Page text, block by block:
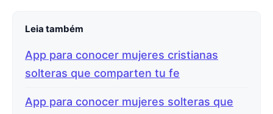
Leia também
App para conocer mujeres cristianas
solteras que comparten tu fe
App para conocer mujeres solteras que